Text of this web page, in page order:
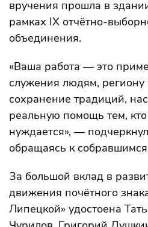
вручения прошла в
рамках IX отчётно-
объединения.
«Ваша работа — это
служения людям, региону
сохранение традиций,
реальную помощь тем,
нуждается», —
обращаясь к
За большой вклад в
движения почётного
Липецкой» удостоена